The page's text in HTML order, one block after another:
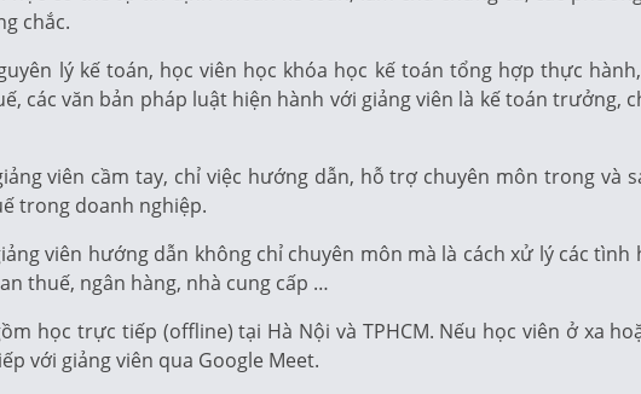
chắc.
lý kế toán, học viên học khóa học kế toán tổng hợp thực
các văn bản pháp luật hiện hành với giảng viên là kế toán
viên cầm tay, chỉ việc hướng dẫn, hỗ trợ chuyên môn trong
trong doanh nghiệp.
viên hướng dẫn không chỉ chuyên môn mà là cách xử lý các
thuế, ngân hàng, nhà cung cấp …
học trực tiếp (offline) tại Hà Nội và TPHCM. Nếu học viên ở xa
với giảng viên qua Google Meet.